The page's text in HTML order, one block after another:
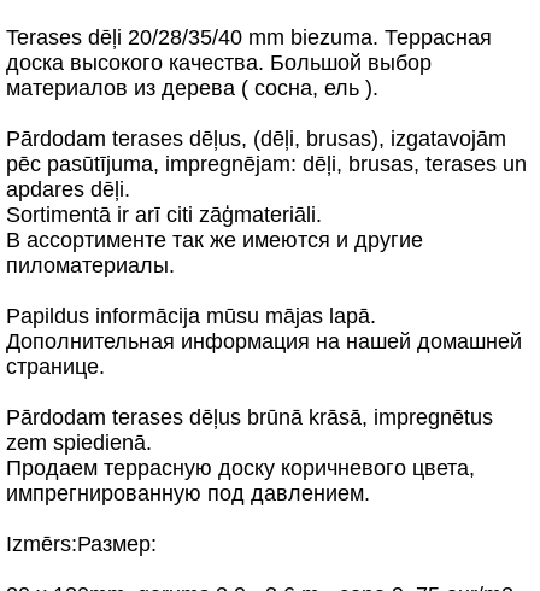
Terases dēļi 20/28/35/40 mm biezuma. Террасная
доска высокого качества. Большой выбор
материалов из дерева ( сосна, ель ).
Pārdodam terases dēļus, (dēļi, brusas), izgatavojām
pēc pasūtījuma, impregnējam: dēļi, brusas, terases un
apdares dēļi.
Sortimentā ir arī citi zāģmateriāli.
В ассортименте так же имеются и другие
пиломатериалы.
Papildus informācija mūsu mājas lapā.
Дополнительная информация на нашей домашней
странице.
Pārdodam terases dēļus brūnā krāsā, impregnētus
zem spiedienā.
Продаем терpасную доску коричневого цвета,
импрегнированную под давлением.
Izmērs:Размер: